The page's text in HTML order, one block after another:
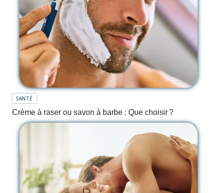
SANTÉ
Crème à raser ou savon à barbe : Que choisir ?